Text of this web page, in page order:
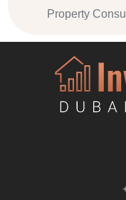
Property